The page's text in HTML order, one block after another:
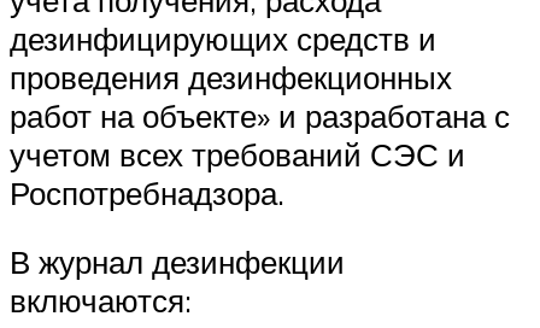
дезинфицирующих средств и
проведения дезинфекционных
работ на объекте» и разработана с
учетом всех требований СЭС и
Роспотребнадзора.
В журнал дезинфекции
включаются: